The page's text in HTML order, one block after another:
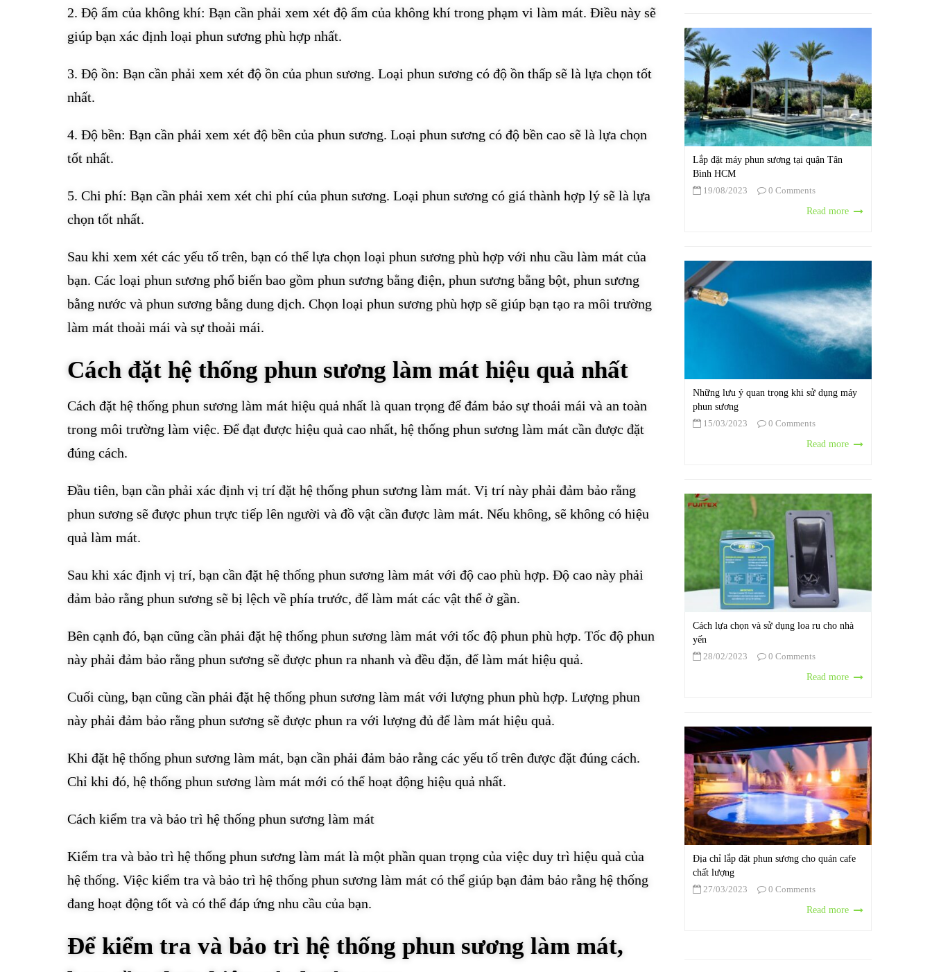
2. Độ ẩm của không khí: Bạn cần phải xem xét độ ẩm của không khí trong phạm vi làm mát. Điều này sẽ
giúp bạn xác định loại phun sương phù hợp nhất.
3. Độ ồn: Bạn cần phải xem xét độ ồn của phun sương. Loại phun sương có độ ồn thấp sẽ là lựa chọn tốt
nhất.
4. Độ bền: Bạn cần phải xem xét độ bền của phun sương. Loại phun sương có độ bền cao sẽ là lựa chọn
tốt nhất.
5. Chi phí: Bạn cần phải xem xét chi phí của phun sương. Loại phun sương có giá thành hợp lý sẽ là lựa
chọn tốt nhất.
Sau khi xem xét các yếu tố trên, bạn có thể lựa chọn loại phun sương phù hợp với nhu cầu làm mát của
bạn. Các loại phun sương phổ biến bao gồm phun sương bằng điện, phun sương bằng bột, phun sương
bằng nước và phun sương bằng dung dịch. Chọn loại phun sương phù hợp sẽ giúp bạn tạo ra môi trường
làm mát thoải mái và sự thoải mái.
Cách đặt hệ thống phun sương làm mát hiệu quả nhất
Cách đặt hệ thống phun sương làm mát hiệu quả nhất là quan trọng để đảm bảo sự thoải mái và an toàn
trong môi trường làm việc. Để đạt được hiệu quả cao nhất, hệ thống phun sương làm mát cần được đặt
đúng cách.
Đầu tiên, bạn cần phải xác định vị trí đặt hệ thống phun sương làm mát. Vị trí này phải đảm bảo rằng
phun sương sẽ được phun trực tiếp lên người và đồ vật cần được làm mát. Nếu không, sẽ không có hiệu
quả làm mát.
Sau khi xác định vị trí, bạn cần đặt hệ thống phun sương làm mát với độ cao phù hợp. Độ cao này phải
đảm bảo rằng phun sương sẽ bị lệch về phía trước, để làm mát các vật thể ở gần.
Bên cạnh đó, bạn cũng cần phải đặt hệ thống phun sương làm mát với tốc độ phun phù hợp. Tốc độ phun
này phải đảm bảo rằng phun sương sẽ được phun ra nhanh và đều đặn, để làm mát hiệu quả.
Cuối cùng, bạn cũng cần phải đặt hệ thống phun sương làm mát với lượng phun phù hợp. Lượng phun
này phải đảm bảo rằng phun sương sẽ được phun ra với lượng đủ để làm mát hiệu quả.
Khi đặt hệ thống phun sương làm mát, bạn cần phải đảm bảo rằng các yếu tố trên được đặt đúng cách.
Chỉ khi đó, hệ thống phun sương làm mát mới có thể hoạt động hiệu quả nhất.
Cách kiểm tra và bảo trì hệ thống phun sương làm mát
Kiểm tra và bảo trì hệ thống phun sương làm mát là một phần quan trọng của việc duy trì hiệu quả của
hệ thống. Việc kiểm tra và bảo trì hệ thống phun sương làm mát có thể giúp bạn đảm bảo rằng hệ thống
đang hoạt động tốt và có thể đáp ứng nhu cầu của bạn.
Để kiểm tra và bảo trì hệ thống phun sương làm mát,
Lắp đặt máy phun sương tại quận Tân
Bình HCM
19/08/2023
0 Comments
Read more
Những lưu ý quan trọng khi sử dụng máy
phun sương
15/03/2023
0 Comments
Read more
Cách lựa chọn và sử dụng loa ru cho nhà
yến
28/02/2023
0 Comments
Read more
Địa chỉ lắp đặt phun sương cho quán cafe
chất lượng
27/03/2023
0 Comments
Read more